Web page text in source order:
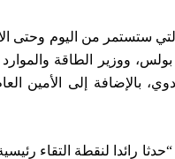
التي ستستمر من اليوم وحتى
ووزير الطاقة
بالإضافة إلى الأمين
رائدا لنقطة التقاء